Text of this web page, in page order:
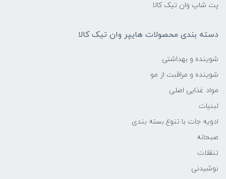
پت شاپ وان تیک کالا
دسته بندی محصولات هایپر وان تیک کالا
شوینده و بهداشتی
شوینده و مراقبت از مو
مواد غذایی اصلی
لبنیات
ادویه جات با تنوع بسته بندی
صبحانه
تنقلات
نوشیدنی